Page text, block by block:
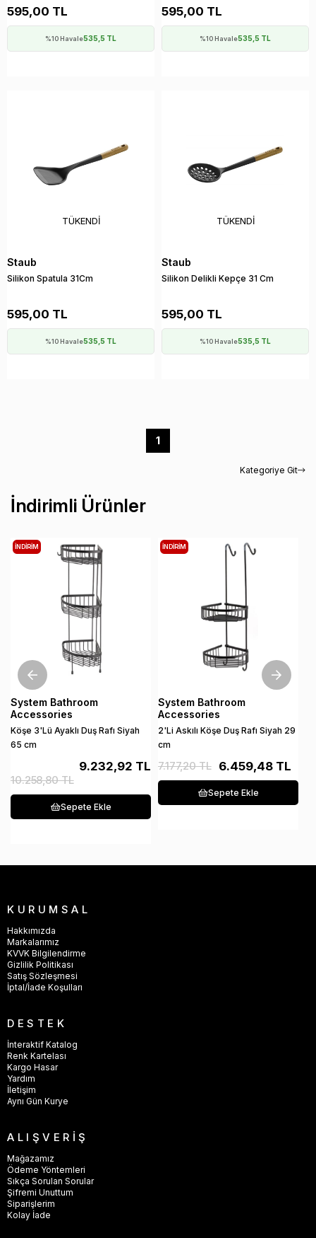
595,00 TL
%10 Havale535,5 TL
595,00 TL
%10 Havale535,5 TL
TÜKENDI
Staub
Silikon Spatula 31Cm
595,00 TL
%10 Havale535,5 TL
TÜKENDI
Staub
Silikon Delikli Kepçe 31 Cm
595,00 TL
%10 Havale535,5 TL
1
İndirimli Ürünler
System Bathroom
Accessories
Köşe 3'Lü Ayaklı Duş Rafı Siyah
65 cm
9.232,92 TL
10.258,80 TL
Sepete Ekle
İNDIRIM
System Bathroom
Accessories
2'Li Askılı Köşe Duş Rafı Siyah 29
cm
6.459,48 TL
7.177,20 TL
Sepete Ekle
İNDIRIM
Kategoriye Git
KURUMSAL
Hakkımızda
Markalarımız
KVVK Bilgilendirme
Gizlilik Politikası
Satış Sözleşmesi
İptal/İade Koşulları
DESTEK
İnteraktif Katalog
Renk Kartelası
Kargo Hasar
Yardım
İletişim
Aynı Gün Kurye
ALIŞVERİŞ
Mağazamız
Ödeme Yöntemleri
Sıkça Sorulan Sorular
Şifremi Unuttum
Siparişlerim
Kolay İade